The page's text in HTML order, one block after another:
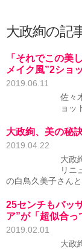
大政絢の記
「それでこの
メイク風”2ショ
2019.06.11
佐々
ョッ
大政絢、美の秘
2019.04.22
大政
リニ
の白鳥久美子さん
25センチもバッ
ア”が「超似合
2019.02.01
大政